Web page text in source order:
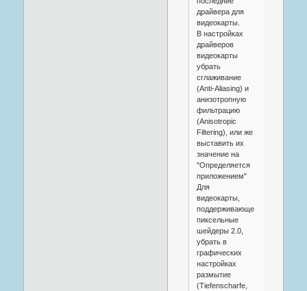
драйвера для
видеокарты.
В настройках
драйверов
видеокарты
убрать
сглаживание
(Anti-Aliasing) и
анизотропную
фильтрацию
(Anisotropic
Filtering), или же
выставить их
значение на
"Определяется
приложением"
Для
видеокарты,
поддерживающей
пиксельные
шейдеры 2.0,
убрать в
графических
настройках
размытие
(Tiefenscharfe,